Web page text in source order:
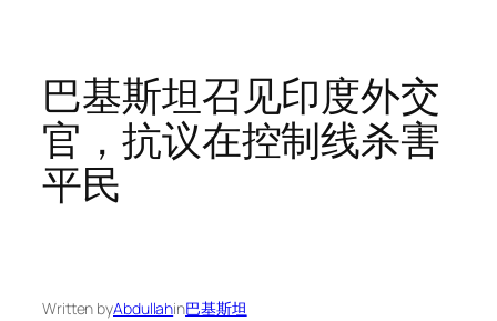
巴基斯坦召见印度外交
官，抗议在控制线杀害
平民
Written byAbdullahin巴基斯坦